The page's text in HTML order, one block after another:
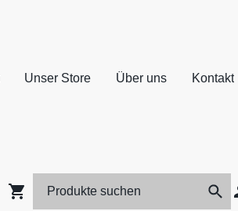
Unser Store Über uns Kontakt